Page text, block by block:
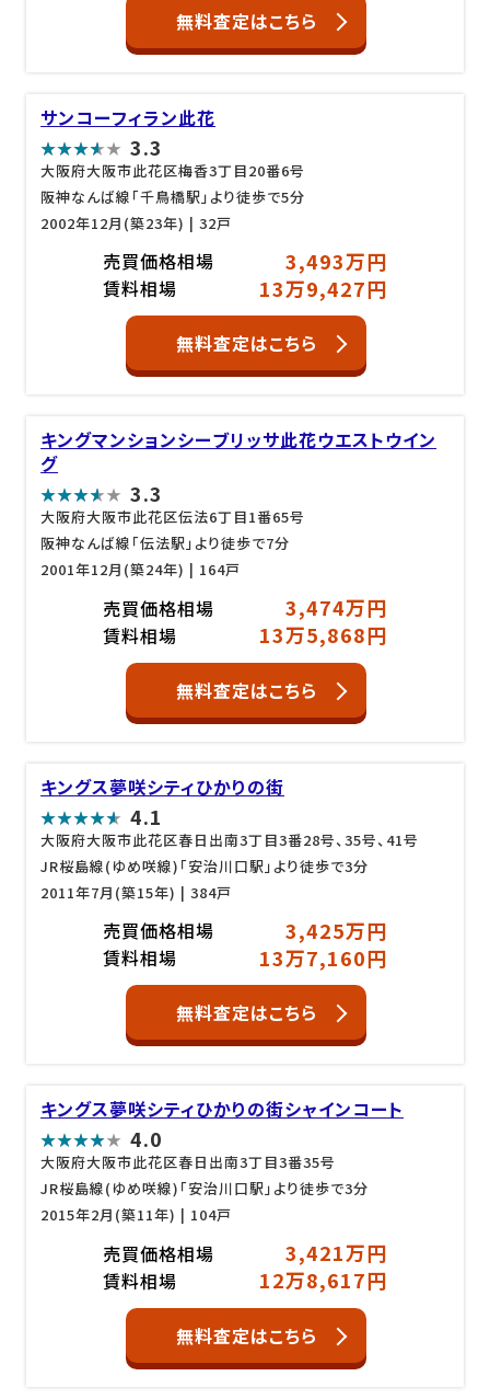
無料査定はこちら
サンコーフィラン此花
3.3
大阪府大阪市此花区梅香3丁目20番6号
阪神なんば線「千鳥橋駅」より徒歩で5分
2002年12月(築23年) | 32戸
売買価格相場 3,493万円
賃料相場 13万9,427円
無料査定はこちら
キングマンションシーブリッサ此花ウエストウイン
グ
3.3
大阪府大阪市此花区伝法6丁目1番65号
阪神なんば線「伝法駅」より徒歩で7分
2001年12月(築24年) | 164戸
売買価格相場 3,474万円
賃料相場 13万5,868円
無料査定はこちら
キングス夢咲シティひかりの街
4.1
大阪府大阪市此花区春日出南3丁目3番28号、35号、41号
JR桜島線(ゆめ咲線)「安治川口駅」より徒歩で3分
2011年7月(築15年) | 384戸
売買価格相場 3,425万円
賃料相場 13万7,160円
無料査定はこちら
キングス夢咲シティひかりの街シャインコート
4.0
大阪府大阪市此花区春日出南3丁目3番35号
JR桜島線(ゆめ咲線)「安治川口駅」より徒歩で3分
2015年2月(築11年) | 104戸
売買価格相場 3,421万円
賃料相場 12万8,617円
無料査定はこちら